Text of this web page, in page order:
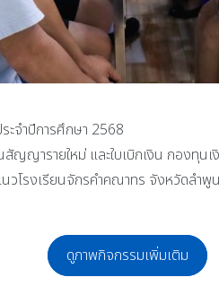
ะจำปีการศึกษา 2568
ารายใหม่ และใบเบิกเงิน กองทุน
โรงเรียนจักรคำคณาทร จังหวัดลำ
ดูภาพกิจกรรมเพิ่มเติม